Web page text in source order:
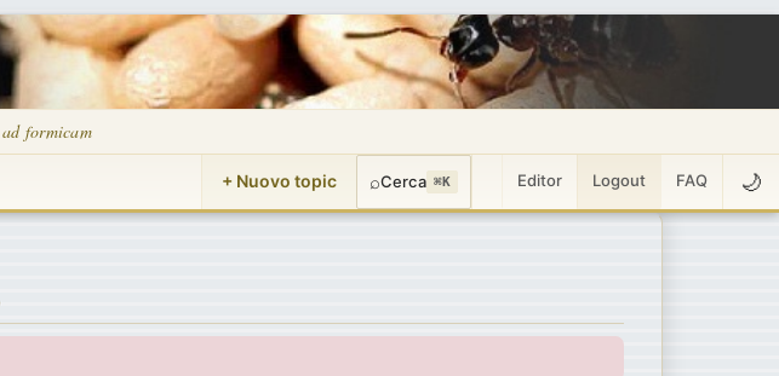
formicam
+ Nuovo topic ⌕Cerca ⌘K Editor Logout FAQ 🌙